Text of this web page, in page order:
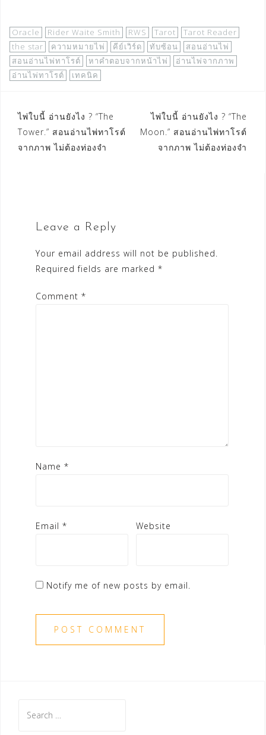
Oracle Rider Waite Smith RWS Tarot
Tarot Reader
the star
ความหมายไพ่ คีย์เวิร์ด ทับซ้อน
สอนอ่านไพ่
สอนอ่านไพ่ทาโรต์
หาคำตอบจากหน้าไพ่
อ่านไพ่จากภาพ
อ่านไพ่ทาโรต์
เทคนิค
Post
navigation
ไพ่ใบนี้ อ่านยังไง ? “The
Tower.” สอนอ่านไพ่ทาโรต์
จากภาพ ไม่ต้องท่องจำ
ไพ่ใบนี้ อ่านยังไง ? “The
Moon.” สอนอ่านไพ่ทาโรต์
จากภาพ ไม่ต้องท่องจำ
Leave a Reply
Your email address will not be published.
Required fields are marked *
Comment *
Name *
Email * Website
Notify me of new posts by email.
for: